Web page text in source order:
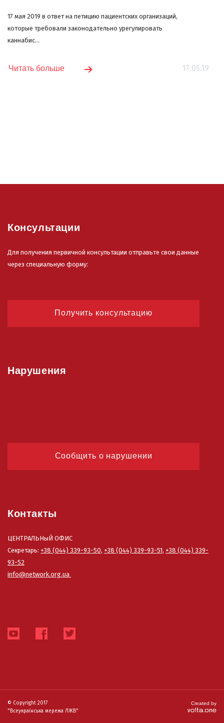
17 мая 2019 в ответ на петицию пациентских организаций,
которые требовали законодательно урегулировать
каннабис...
17.05.19
Читать больше
Консультации
Для получения первичной консультации отправьте свои данные
через специальную форму:
Получить консультацию
Нарушения
Сообщить о нарушении
Контакты
ЦЕНТРАЛЬНыЙ ОФИС
Секретарь: +38 (044) 339-93-50, +38 (044) 339-93-51, +38 (044) 339-
93-52
info@network.org.ua
© Copyright 2017
"Всеукраїнська мережа ЛЖВ"
Created by